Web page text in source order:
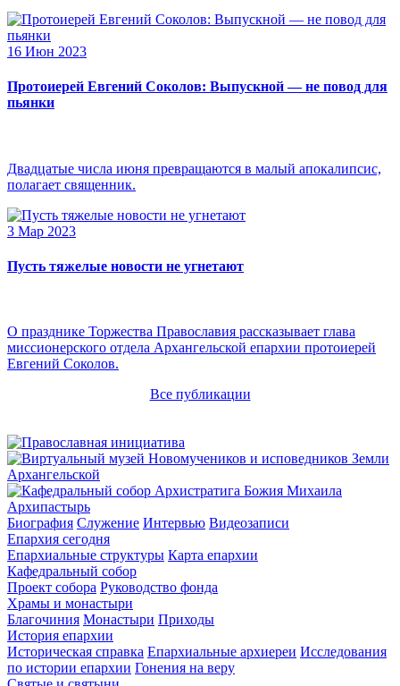
16 Июн 2023
Протоиерей Евгений Соколов: Выпускной — не повод для
пьянки
Двадцатые числа июня превращаются в малый апокалипсис,
полагает священник.
3 Мар 2023
Пусть тяжелые новости не угнетают
О празднике Торжества Православия рассказывает глава
миссионерского отдела Архангельской епархии протоиерей
Евгений Соколов.
Все публикации
Архипастырь
Биография Служение Интервью Видеозаписи
Епархия сегодня
Епархиальные структуры Карта епархии
Кафедральный собор
Проект собора Руководство фонда
Храмы и монастыри
Благочиния Монастыри Приходы
История епархии
Историческая справка Епархиальные архиереи Исследования
по истории епархии Гонения на веру